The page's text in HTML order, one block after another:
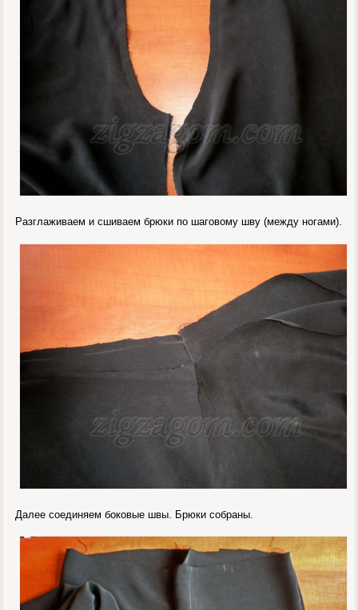
Разглаживаем и сшиваем брюки по шаговому шву (между ногами).
Далее соединяем боковые швы. Брюки собраны.